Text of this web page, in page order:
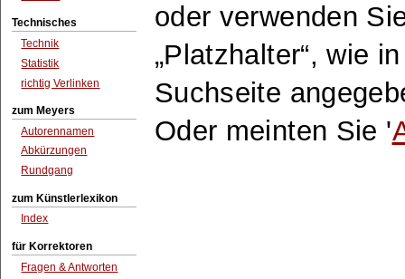
Technisches
Technik
Statistik
richtig Verlinken
zum Meyers
Autorennamen
Abkürzungen
Rundgang
zum Künstlerlexikon
Index
für Korrektoren
Fragen & Antworten
oder verwenden
Platzhalter , wie
Suchseite
Oder meinten Sie '